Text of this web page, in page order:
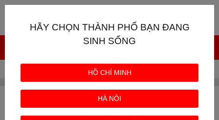
Giỏ hàng
HÃY CHỌN THÀNH PHỐ BẠN ĐANG
SINH SỐNG
HỒ CHÍ MINH
HÀ NỘI